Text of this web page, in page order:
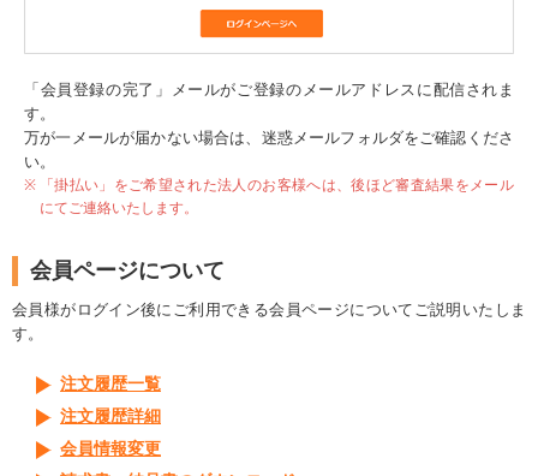
「会員登録の完了」メールがご登録のメールアドレスに配信されま
す。
万が一メールが届かない場合は、迷惑メールフォルダをご確認くださ
い。
「掛払い」をご希望された法人のお客様へは、後ほど審査結果をメール
にてご連絡いたします。
会員ページについて
会員様がログイン後にご利用できる会員ページについてご説明いたしま
す。
注文履歴一覧
注文履歴詳細
会員情報変更